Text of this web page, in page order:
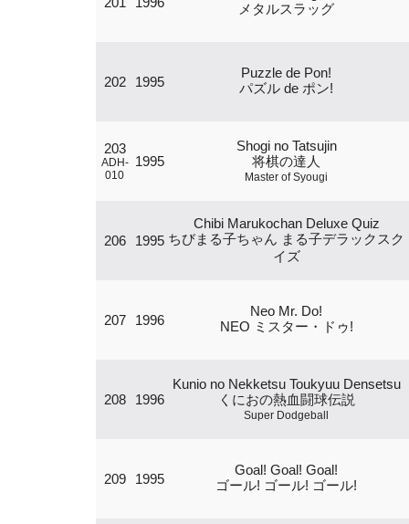
メタルスラッグ
202 1995
Puzzle de Pon!
パズル de ポン!
203
ADH-
010
1995
Shogi no Tatsujin
将棋の達人
Master of Syougi
206 1995
Chibi Marukochan Deluxe Quiz
ちびまる子ちゃん まる子デラックスク
イズ
207 1996
Neo Mr. Do!
NEO ミスター・ドゥ!
208 1996
Kunio no Nekketsu Toukyuu Densetsu
くにおの熱血闘球伝説
Super Dodgeball
209 1995
Goal! Goal! Goal!
ゴール! ゴール! ゴール!